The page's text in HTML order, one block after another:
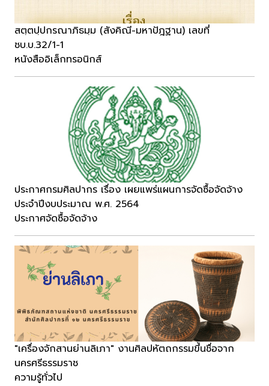
สตฺตปฺปกรณาภิธมฺม (สังคิณี-มหาปัฎฐาน) เลขที่
ชบ.บ.32/1-1
หนังสืออิเล็กทรอนิกส์
ประกาศกรมศิลปากร เรื่อง เผยแพร่แผนการจัดซื้อจัดจ้าง
ประจำปีงบประมาณ พ.ศ. 2564
ประกาศจัดซื้อจัดจ้าง
"เครื่องจักสานย่านลิเภา" งานศิลปหัตถกรรมขึ้นชื่อจาก
นครศรีธรรมราช
ความรู้ทั่วไป